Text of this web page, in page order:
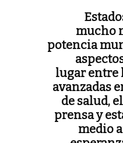
mucho
potencia
lugar entre
avanzadas
de salud,
prensa y
medio